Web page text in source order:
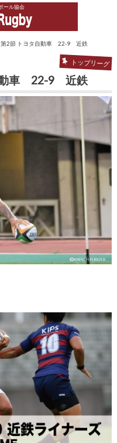
ール協会
第2節 トヨタ自動車 22-9 近鉄
トップリーグ
動車 22-9 近鉄